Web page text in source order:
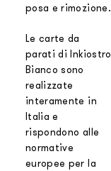
posa e rimozione.
Le carte da
parati di Inkiostro
Bianco sono
realizzate
interamente in
Italia e
rispondono alle
normative
europee per la